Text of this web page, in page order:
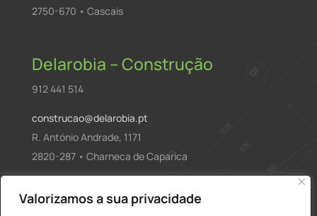
Valorizamos a sua privacidade
2750-670 • Cascais
Delarobia – Construção
912 441 514
construcao@delarobia.pt
R. António Andrade, 1171
2820-287 • Charneca de Caparica
Products
search